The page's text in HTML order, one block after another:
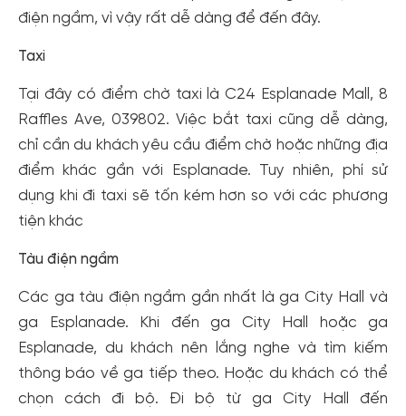
điện ngầm, vì vậy rất dễ dàng để đến đây.
Taxi
Tại đây có điểm chờ taxi là C24 Esplanade Mall, 8
Raffles Ave, 039802. Việc bắt taxi cũng dễ dàng,
chỉ cần du khách yêu cầu điểm chờ hoặc những địa
điểm khác gần với Esplanade. Tuy nhiên, phí sử
dụng khi đi taxi sẽ tốn kém hơn so với các phương
tiện khác
Tàu điện ngầm
Các ga tàu điện ngầm gần nhất là ga City Hall và
ga Esplanade. Khi đến ga City Hall hoặc ga
Esplanade, du khách nên lắng nghe và tìm kiếm
thông báo về ga tiếp theo. Hoặc du khách có thể
chọn cách đi bộ. Đi bộ từ ga City Hall đến